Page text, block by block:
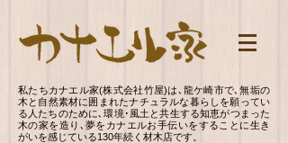
私たちカナエル家(株式会社竹屋)は､龍ケ崎市で､無垢の
木と自然素材に囲まれたナチュラルな暮らしを願ってい
る人たちのために､環境･風土と共生する知恵がつまった
木の家を造り､夢をカナエルお手伝いをすることに生き
がいを感じている130年続く材木店です。